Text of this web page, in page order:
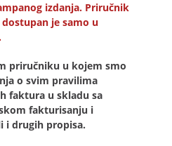
izdanja. Priručnik
je samo u
priručniku u kojem smo
o svim pravilima
faktura u skladu sa
fakturisanju i
i drugih propisa.